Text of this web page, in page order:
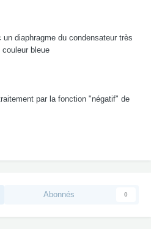
diaphragme du condensateur très
bleue
par la fonction "négatif" de
Abonnés 0